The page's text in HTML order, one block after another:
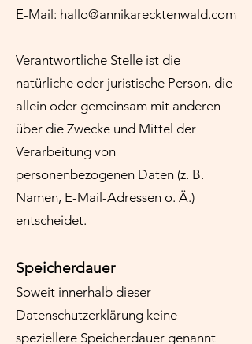
E-Mail: hallo@annikarecktenwald.com
Verantwortliche Stelle ist die
natürliche oder juristische Person, die
allein oder gemeinsam mit anderen
über die Zwecke und Mittel der
Verarbeitung von
personenbezogenen Daten (z. B.
Namen, E-Mail-Adressen o. Ä.)
entscheidet.
Speicherdauer
Soweit innerhalb dieser
Datenschutzerklärung keine
speziellere Speicherdauer genannt